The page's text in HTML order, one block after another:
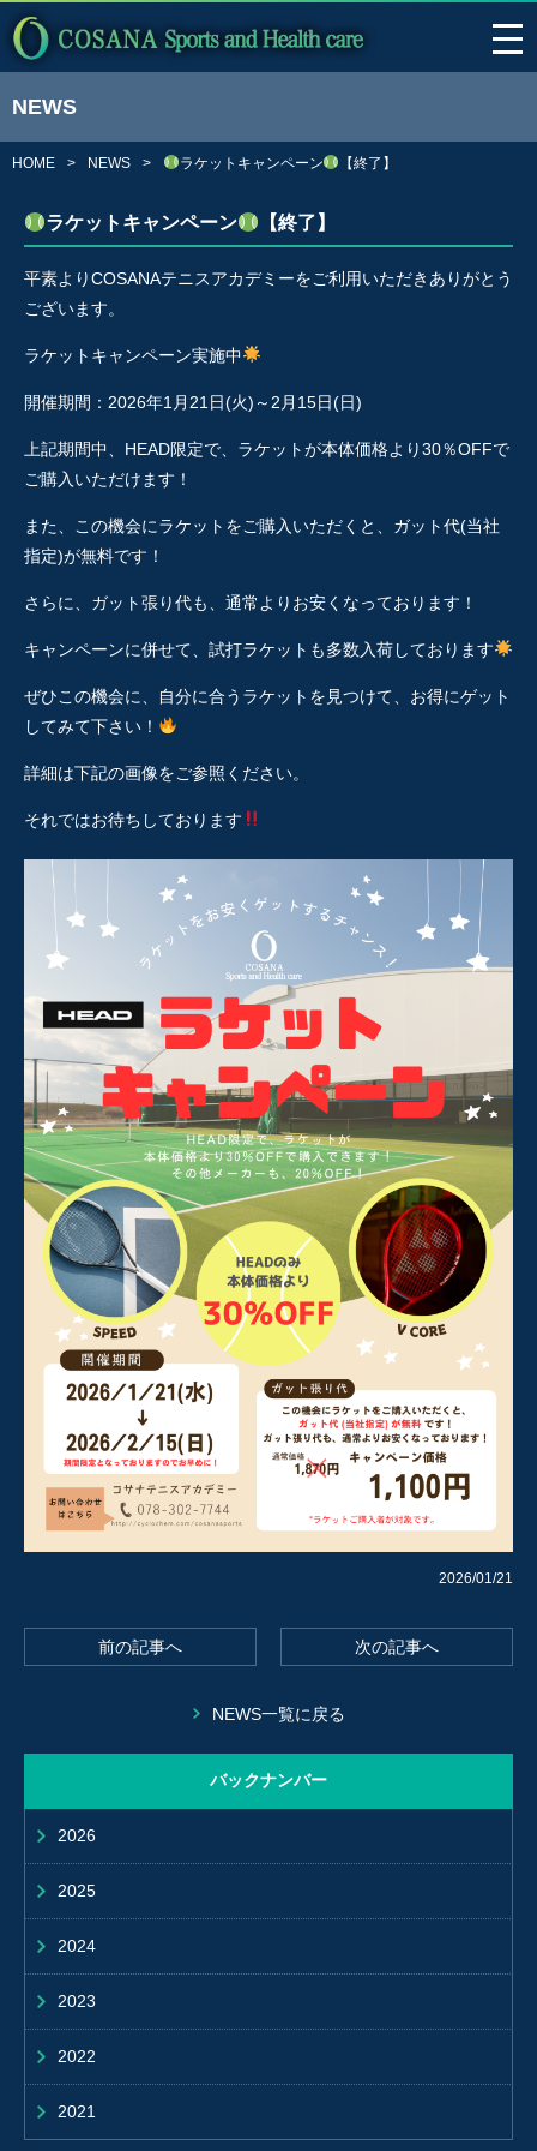
NEWS
HOME NEWS ラケットキャンペーン 【終了】
ラケットキャンペーン 【終了】
平素よりCOSANAテニスアカデミーをご利用いただきありがとう
ございます。
ラケットキャンペーン実施中
開催期間：2026年1月21日(火)～2月15日(日)
上記期間中、HEAD限定で、ラケットが本体価格より30％OFFで
ご購入いただけます！
また、この機会にラケットをご購入いただくと、ガット代(当社
指定)が無料です！
さらに、ガット張り代も、通常よりお安くなっております！
キャンペーンに併せて、試打ラケットも多数入荷しております
ぜひこの機会に、自分に合うラケットを見つけて、お得にゲット
してみて下さい！
詳細は下記の画像をご参照ください。
それではお待ちしております
2026/01/21
前の記事へ 次の記事へ
NEWS一覧に戻る
バックナンバー
2026
2025
2024
2023
2022
2021